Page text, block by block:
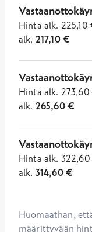
Hinta alk. 225,10
alk. 217,10€
Hinta alk. 273,60
alk. 265,60€
Hinta alk. 322,60
alk. 314,60€
Huomaathan,
määrittyvään